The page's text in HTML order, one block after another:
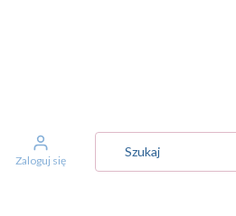
w koszyku: 0. Zobacz szczegóły
Zaloguj się